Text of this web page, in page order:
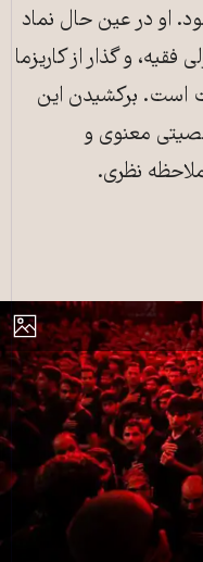
او در عین حال نماد
و گذار از کاریزما
است. برکشیدن این
معنوی و
نظری.